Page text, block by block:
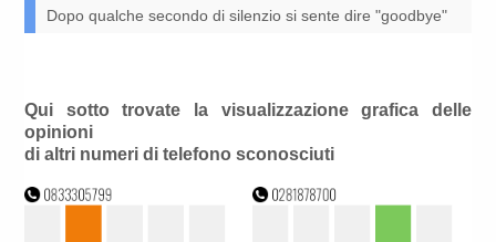
Dopo qualche secondo di silenzio si sente dire "goodbye"
Qui sotto trovate la visualizzazione grafica delle
opinioni
di altri numeri di telefono sconosciuti